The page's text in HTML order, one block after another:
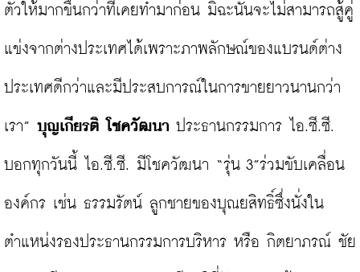
ตัวให้มากขึ้นกว่าที่เคยทำมาก่อน มิฉะนั้นจะไม่สามารถสู้คู่
แข่งจากต่างประเทศได้เพราะภาพลักษณ์ของแบรนด์ต่าง
ประเทศดีกว่าและมีประสบการณ์ในการขายยาวนานกว่า
เรา” บุญเกียรติ โชควัฒนา ประธานกรรมการ ไอ.ซี.ซี.
บอกทุกวันนี้ ไอ.ซี.ซี. มีโชควัฒนา “รุ่น 3”ร่วมขับเคลื่อน
องค์กร เช่น ธรรมรัตน์ ลูกชายของบุณยสิทธิ์ซึ่งนั่งใน
ตำแหน่งรองประธานกรรมการบริหาร หรือ กิตยาภรณ์ ชัย